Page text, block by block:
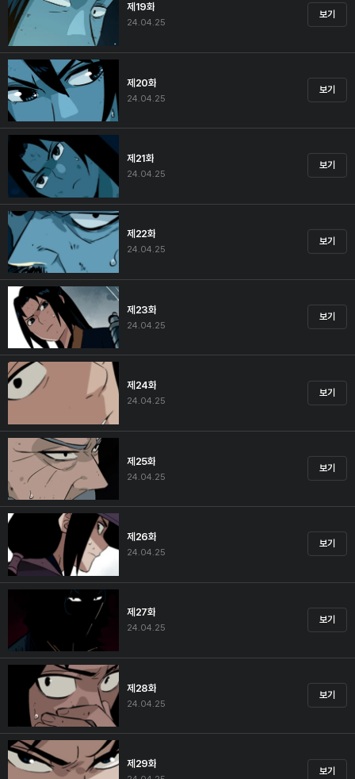
제19화
24.04.25
보기
제20화
24.04.25
보기
제21화
24.04.25
보기
제22화
24.04.25
보기
제23화
24.04.25
보기
제24화
24.04.25
보기
제25화
24.04.25
보기
제26화
24.04.25
보기
제27화
24.04.25
보기
제28화
24.04.25
보기
제29화
보기